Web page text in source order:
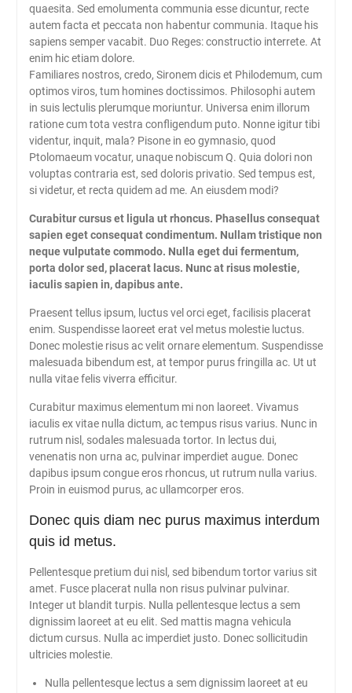
quaesita. Sed emolumenta communia esse dicuntur, recte
autem facta et peccata non habentur communia. Itaque his
sapiens semper vacabit. Duo Reges: constructio interrete. At
enim hic etiam dolore.
Familiares nostros, credo, Sironem dicis et Philodemum, cum
optimos viros, tum homines doctissimos. Philosophi autem
in suis lectulis plerumque moriuntur. Universa enim illorum
ratione cum tota vestra confligendum puto. Nonne igitur tibi
videntur, inquit, mala? Pisone in eo gymnasio, quod
Ptolomaeum vocatur, unaque nobiscum Q. Quia dolori non
voluptas contraria est, sed doloris privatio. Sed tempus est,
si videtur, et recta quidem ad me. An eiusdem modi?
Curabitur cursus et ligula ut rhoncus. Phasellus consequat
sapien eget consequat condimentum. Nullam tristique non
neque vulputate commodo. Nulla eget dui fermentum,
porta dolor sed, placerat lacus. Nunc at risus molestie,
iaculis sapien in, dapibus ante.
Praesent tellus ipsum, luctus vel orci eget, facilisis placerat
enim. Suspendisse laoreet erat vel metus molestie luctus.
Donec molestie risus ac velit ornare elementum. Suspendisse
malesuada bibendum est, at tempor purus fringilla ac. Ut ut
nulla vitae felis viverra efficitur.
Curabitur maximus elementum mi non laoreet. Vivamus
iaculis ex vitae nulla dictum, ac tempus risus varius. Nunc in
rutrum nisl, sodales malesuada tortor. In lectus dui,
venenatis non urna ac, pulvinar imperdiet augue. Donec
dapibus ipsum congue eros rhoncus, ut rutrum nulla varius.
Proin in euismod purus, ac ullamcorper eros.
Donec quis diam nec purus maximus interdum
quis id metus.
Pellentesque pretium dui nisl, sed bibendum tortor varius sit
amet. Fusce placerat nulla non risus pulvinar pulvinar.
Integer ut blandit turpis. Nulla pellentesque lectus a sem
dignissim laoreet at eu elit. Sed mattis magna vehicula
dictum cursus. Nulla ac imperdiet justo. Donec sollicitudin
ultricies molestie.
Nulla pellentesque lectus a sem dignissim laoreet at eu